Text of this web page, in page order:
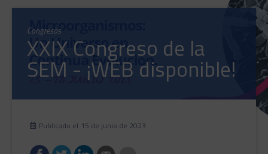
Congresos
XXIX Congreso de la
SEM - ¡WEB disponible!
Publicado el 15 de junio de 2023